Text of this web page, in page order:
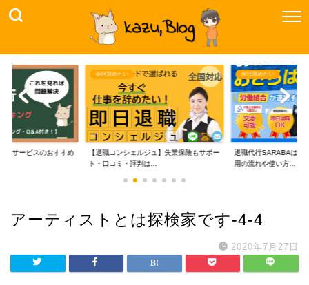
行サービスのおすすめ
会社辞めたい
【退職コンシェルジュ】失業保険もサポー
ト・口コミ・評判は...
会社辞めたい
退職代行SARABAは派
用の流れや使い方...
アーティストとは探検家です-4-4
2020年7月27日